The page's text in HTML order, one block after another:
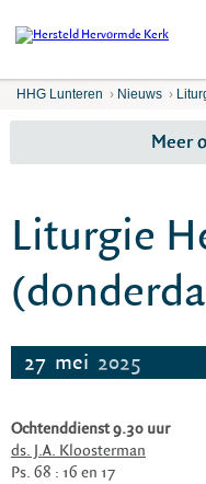
HHG Lunteren › Nieuws ›
Meer
Liturgie
27 mei 2025
Ochtenddienst 9.30 uur
ds. J.A. Kloosterman
Ps. 68 : 16 en 17